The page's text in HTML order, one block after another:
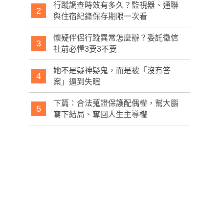
2
行蹤調查時效有多久？監視器、通聯
與住宿紀錄保存期限一次看
3
懷疑伴侶行蹤異常怎麼辦？委託徵信
社前必懂3要3不要
4
她不是疑神疑鬼，而是被「沒有答
案」逼到失眠
5
下篇：合法蒐證保護配偶權，幫大腦
寫下結局、奪回人生主導權